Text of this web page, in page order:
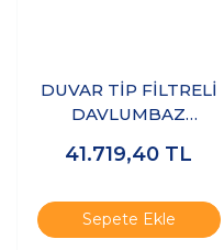
DUVAR TİP FİLTRELİ
DAVLUMBAZ
KALİTE
41.719,40 TL
Sepete Ekle